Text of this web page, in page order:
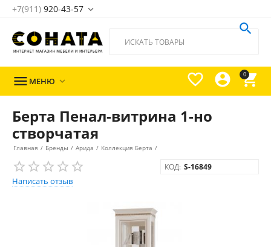
+7(911) 920-43-57 
0




 МЕНЮ 
Берта Пенал-витрина 1-но
створчатая
Главная / Бренды / Арида / Коллекция Берта /
Написать отзыв
КОД: S-16849